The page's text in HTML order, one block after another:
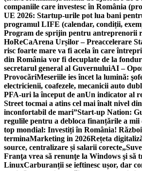
companiile care investesc în România
UE 2026: Startup-urile pot lua bani
programul LIFE (calendar, condiții,
Program de sprijin pentru antreprenorii
HoReCaArena Urșilor – Preaccelerare
risc foarte mare va fi acela în care
din România vor fi decuplate de la
secretarul general al GuvernuluiAI –
ProvocăriMeseriile ies încet la lumină:
electricienii, coafezele, mecanicii auto
PFA-uri la început de anUn indicator al
Street tocmai a atins cel mai înalt nivel
inconfortabil de mari”Start-up Nation:
regulile pentru a debloca finanțările a mii
top mondial: Investiți în România!
terminaMarketing in 2026Rețeta
source, centralizare și salarii corecte
Franţa vrea să renunţe la Windows şi să
LinuxCarburanții se ieftinesc ușor, dar